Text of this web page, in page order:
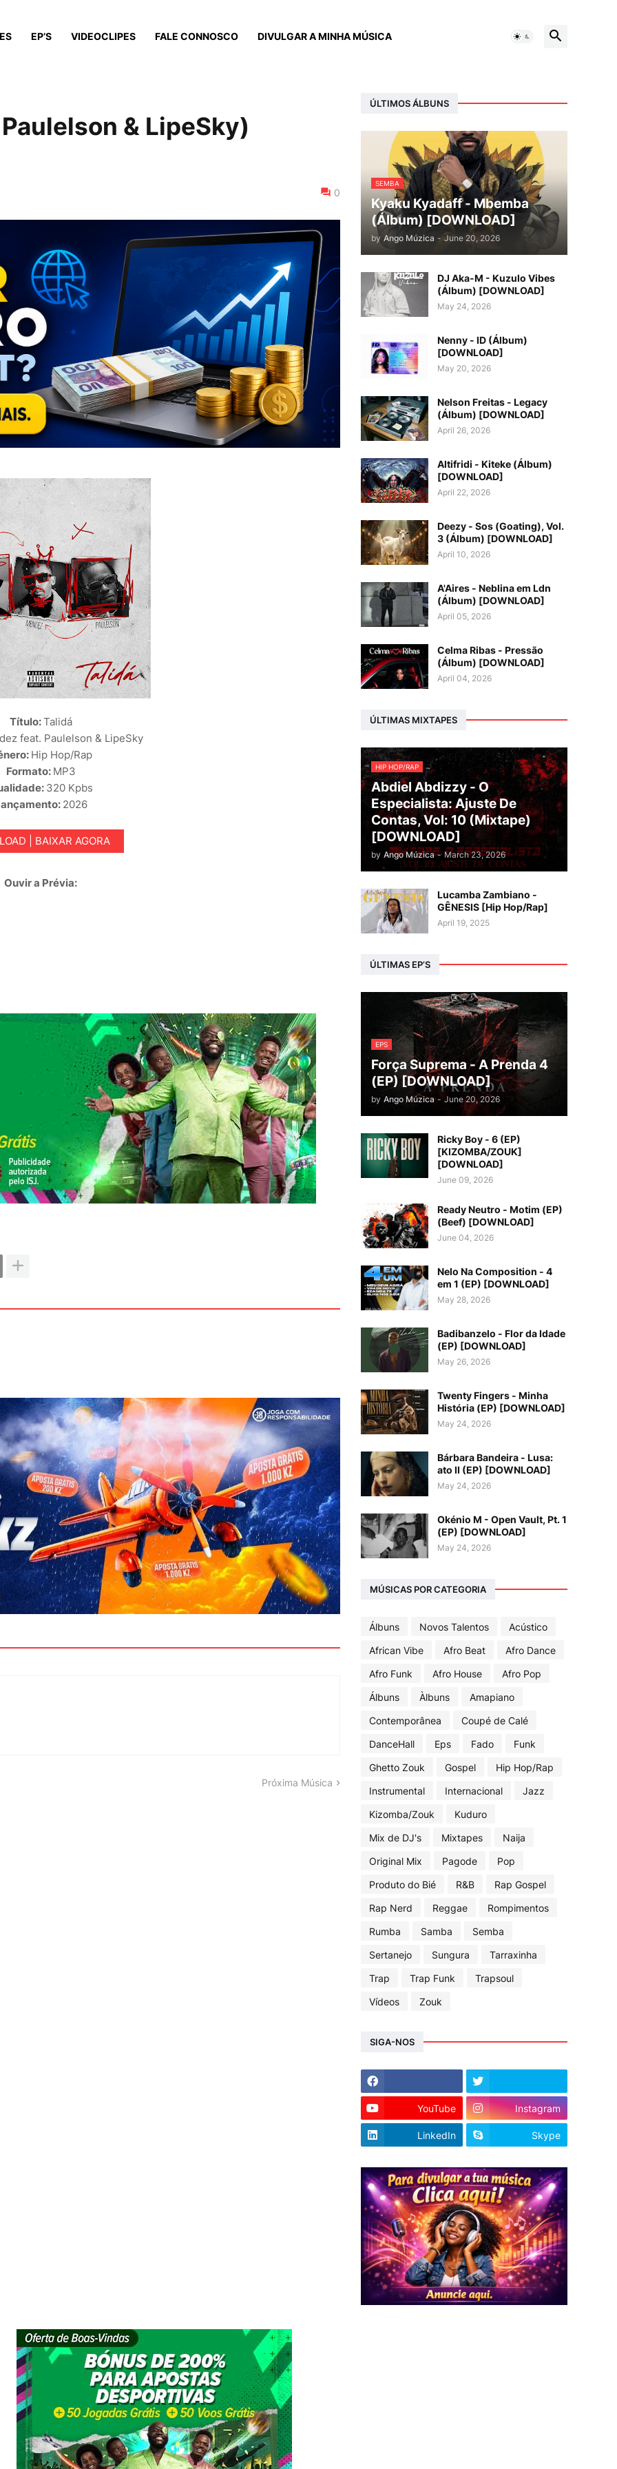
EP’S VIDEOCLIPES FALE CONNOSCO DIVULGAR A MINHA MÚSICA
& LipeSky)
0
Título:Talidá
feat. Paulelson & LipeSky
Hip Hop/Rap
Formato: MP3
320 Kpbs
2026
| BAIXAR AGORA
Ouvir a Prévia:
Próxima Música
ÚLTIMOS ÁLBUNS
SEMBA
Kyaku Kyadaff - Mbemba
(Álbum) [DOWNLOAD]
by Ango Múzica - June 20, 2026
DJ Aka-M - Kuzulo Vibes
(Álbum) [DOWNLOAD]
May 24, 2026
Nenny - ID (Álbum)
[DOWNLOAD]
May 20, 2026
Nelson Freitas - Legacy
(Álbum) [DOWNLOAD]
April 26, 2026
Altifridi - Kiteke (Álbum)
[DOWNLOAD]
April 22, 2026
Deezy - Sos (Goating), Vol.
3 (Álbum) [DOWNLOAD]
April 10, 2026
A'Aires - Neblina em Ldn
(Álbum) [DOWNLOAD]
April 05, 2026
Celma Ribas - Pressão
(Álbum) [DOWNLOAD]
April 04, 2026
ÚLTIMAS MIXTAPES
HIP HOP/RAP
Abdiel Abdizzy - O
Especialista: Ajuste De
Contas, Vol: 10 (Mixtape)
[DOWNLOAD]
by Ango Múzica - March 23, 2026
Lucamba Zambiano -
GÊNESIS [Hip Hop/Rap]
April 19, 2025
ÚLTIMAS EP’S
EPS
Força Suprema - A Prenda 4
(EP) [DOWNLOAD]
by Ango Múzica - June 20, 2026
Ricky Boy - 6 (EP)
[KIZOMBA/ZOUK]
[DOWNLOAD]
June 09, 2026
Ready Neutro - Motim (EP)
(Beef) [DOWNLOAD]
June 04, 2026
Nelo Na Composition - 4
em 1 (EP) [DOWNLOAD]
May 28, 2026
Badibanzelo - Flor da Idade
(EP) [DOWNLOAD]
May 26, 2026
Twenty Fingers - Minha
História (EP) [DOWNLOAD]
May 24, 2026
Bárbara Bandeira - Lusa:
ato II (EP) [DOWNLOAD]
May 24, 2026
Okénio M - Open Vault, Pt. 1
(EP) [DOWNLOAD]
May 24, 2026
MÚSICAS POR CATEGORIA
Álbuns Novos Talentos
Acústico
African Vibe
Afro Beat
Afro Dance
Afro Funk
Afro House
Afro Pop
Álbuns
Àlbuns
Amapiano
Contemporânea
Coupé de Calé
DanceHall
Eps Fado
Funk
Ghetto Zouk
Gospel
Hip Hop/Rap
Instrumental
Internacional
Jazz
Kizomba/Zouk
Kuduro
Mix de DJ's
Mixtapes
Naija
Original Mix
Pagode
Pop
Produto do Bié
R&B
Rap Gospel
Rap Nerd
Reggae
Rompimentos
Rumba
Samba
Semba
Sertanejo
Sungura
Tarraxinha
Trap
Trap Funk
Trapsoul
Vídeos
Zouk
SIGA-NOS
YouTube Instagram
LinkedIn Skype